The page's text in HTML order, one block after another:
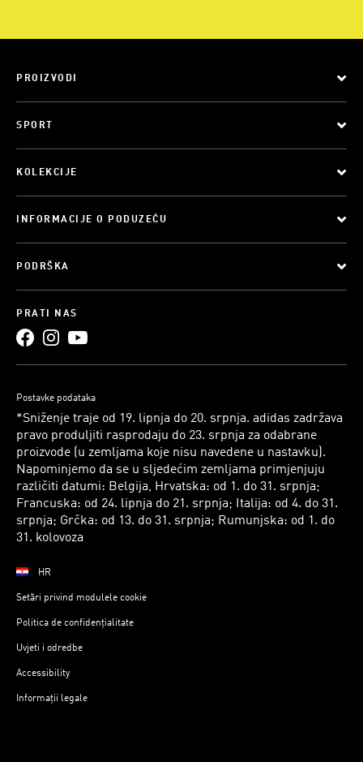
PROIZVODI
SPORT
KOLEKCIJE
INFORMACIJE O PODUZEĆU
PODRŠKA
PRATI NAS
Postavke podataka
*Sniženje traje od 19. lipnja do 20. srpnja. adidas zadržava
pravo produljiti rasprodaju do 23. srpnja za odabrane
proizvode (u zemljama koje nisu navedene u nastavku).
Napominjemo da se u sljedećim zemljama primjenjuju
različiti datumi: Belgija, Hrvatska: od 1. do 31. srpnja;
Francuska: od 24. lipnja do 21. srpnja; Italija: od 4. do 31.
srpnja; Grčka: od 13. do 31. srpnja; Rumunjska: od 1. do
31. kolovoza
HR
Setări privind modulele cookie
Politica de confidențialitate
Uvjeti i odredbe
Accessibility
Informații legale